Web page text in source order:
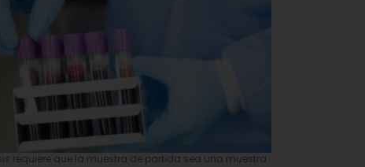
requiere que la muestra de partida sea una muestra